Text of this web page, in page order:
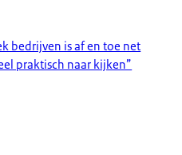
bedrijven is af en toe net
praktisch naar kijken”